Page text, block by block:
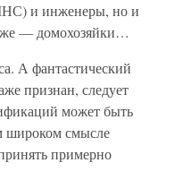
и инженеры, но и
— домохозяйки…
А фантастический
признан, следует
может быть
широком смысле
примерно